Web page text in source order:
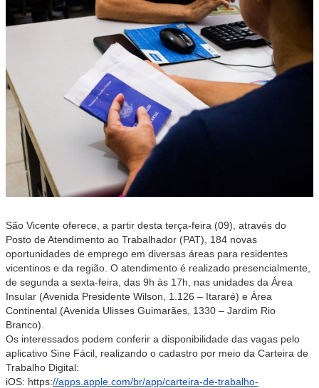
São Vicente oferece, a partir desta terça-feira (09), através do
Posto de Atendimento ao Trabalhador (PAT), 184 novas
oportunidades de emprego em diversas áreas para residentes
vicentinos e da região. O atendimento é realizado presencialmente,
de segunda a sexta-feira, das 9h às 17h, nas unidades da Área
Insular (Avenida Presidente Wilson, 1.126 – Itararé) e Área
Continental (Avenida Ulisses Guimarães, 1330 – Jardim Rio
Branco).
Os interessados podem conferir a disponibilidade das vagas pelo
aplicativo Sine Fácil, realizando o cadastro por meio da Carteira de
Trabalho Digital:
iOS: https://apps.apple.com/br/app/carteira-de-trabalho-